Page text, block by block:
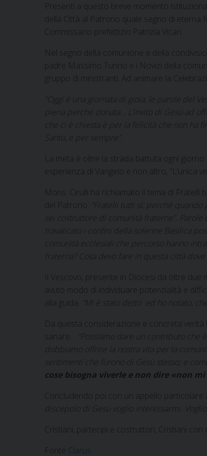
Presenti a questo breve momento
della Città al Patrono quale segno di eterna
Commissario prefettizio Patrizia Vicari.
Nel segno della comunione e della
padre Massimo Tunno e i Novizi della
gruppo di ministranti. Ad animare la
“Oggi è una giornata di gioia, le parole del
piena perché donata… L’invito di Gesù ad
che ci è chiesta è per la felicità che non ha
Santo, e per sempre”.
La meta è oltre la strada battuta ogni
esperienza di Vangelo e non altro, “L’unica
Mons. Cirulli ha richiamato il tema di Fratelli
del Patrono:
“Fratelli tutti sì; perché
sei costruttore di comunità fraterne”.
travalicato i confini della solenne Basilica
comunità ecclesiali che percorso hanno
fraterna? Cosa devo fare in questa città dove
Il Vescovo, presente in Diocesi da oltre
avuto modo di individuare potenzialità e
alla guida.
“Mi è stato detto ed ho notato,
Da questa considerazione e concreta
sanare…
“Possiamo dare un contributo
dobbiamo offrire la nostra vita per la
sentimenti che furono di Gesù stesso; e
cose bisogna viverle e non dire «non
Concludendo poi con un appello particolare
discepolo di Gesù voglio interessarmi.
Cristiani, partecipi e costruttori, Cristiani
Fonte Clarus